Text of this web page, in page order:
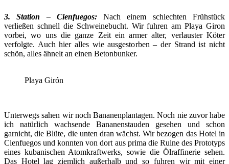
3. Station – Cienfuegos:Nach einem schlechten Frühstück
verließen schnell die Schweinebucht. Wir fuhren am Playa Giron
vorbei, wo uns die ganze Zeit ein armer alter, verlauster Köter
verfolgte. Auch hier alles wie ausgestorben – der Strand ist nicht
schön, alles ähnelt an einen Betonbunker.
Playa Girón
Unterwegs sahen wir noch Bananenplantagen. Noch nie zuvor habe
ich natürlich wachsende Bananenstauden gesehen und schon
garnicht, die Blüte, die unten dran wächst. Wir bezogen das Hotel in
Cienfuegos und konnten von dort aus prima die Ruine des Prototyps
eines kubanischen Atomkraftwerks, sowie die Ölraffinerie sehen.
Das Hotel lag ziemlich außerhalb und so fuhren wir mit einer